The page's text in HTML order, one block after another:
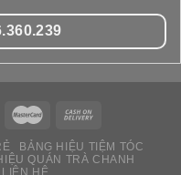
BẢNG HIỆU TIỆM TÓC
QUÁN TRÀ CHANH
636 02 39